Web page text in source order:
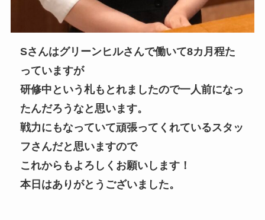
Sさんはグリーンヒルさんで働いて8カ月程た
っていますが
研修中という札もとれましたので一人前になっ
たんだろうなと思います。
戦力にもなっていて頑張ってくれているスタッ
フさんだと思いますので
これからもよろしくお願いします！
本日はありがとうございました。